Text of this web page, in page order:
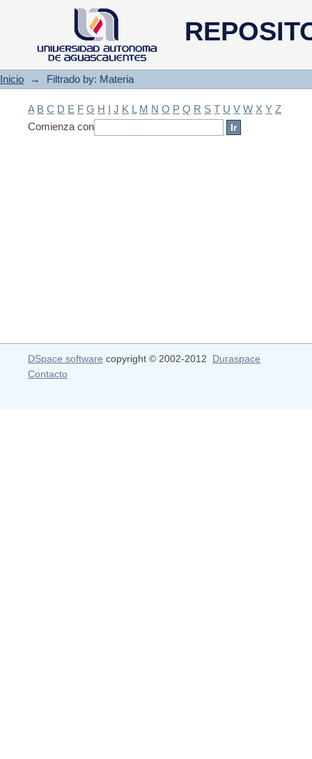
Filtrado by: Materia
Inicio → Filtrado by: Materia
A B C D E F G H I J K L M N O P Q R S T U V W X Y Z
Comienza con
DSpace software copyright © 2002-2012 Duraspace
Contacto